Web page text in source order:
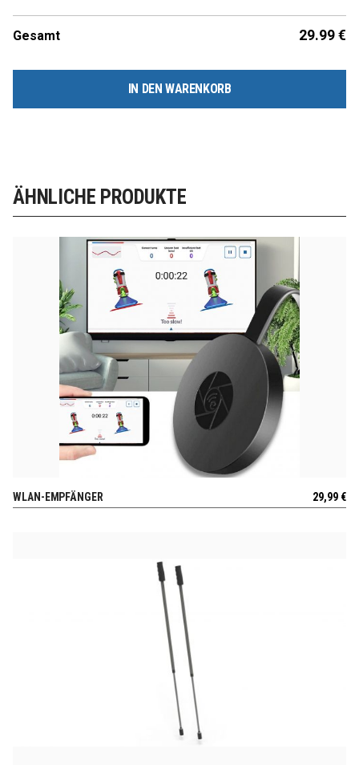
Gesamt 29.99 €
IN DEN WARENKORB
ÄHNLICHE PRODUKTE
WLAN-EMPFÄNGER 29,99 €